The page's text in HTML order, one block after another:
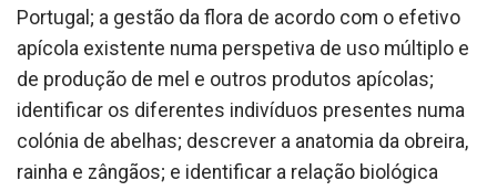
Portugal; a gestão da flora de acordo com o efetivo
apícola existente numa perspetiva de uso múltiplo e
de produção de mel e outros produtos apícolas;
identificar os diferentes indivíduos presentes numa
colónia de abelhas; descrever a anatomia da obreira,
rainha e zângãos; e identificar a relação biológica